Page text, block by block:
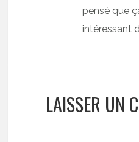
pensé que
intéressant
LAISSER UN